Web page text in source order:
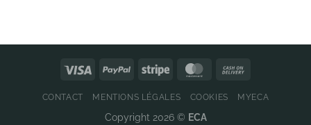
CONTACT MENTIONS LÉGALES COOKIES MYECA
Copyright 2026 © ECA